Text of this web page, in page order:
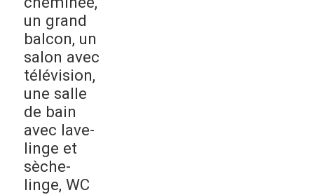
un grand
balcon, un
salon avec
télévision,
une salle
de bain
avec lave-
linge et
sèche-
linge, WC